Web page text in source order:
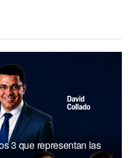
3 que representan las